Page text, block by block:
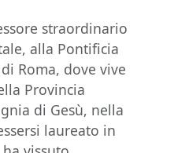
straordinario
alla Pontificia
Roma, dove vive
Provincia
di Gesù, nella
laureato in